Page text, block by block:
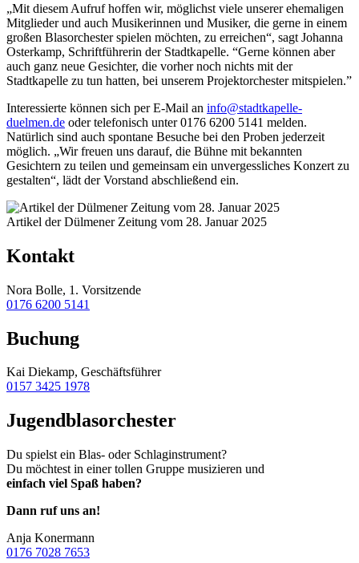
„Mit diesem Aufruf hoffen wir, möglichst viele unserer ehemaligen
Mitglieder und auch Musikerinnen und Musiker, die gerne in einem
großen Blasorchester spielen möchten, zu erreichen“, sagt Johanna
Osterkamp, Schriftführerin der Stadtkapelle. “Gerne können aber
auch ganz neue Gesichter, die vorher noch nichts mit der
Stadtkapelle zu tun hatten, bei unserem Projektorchester mitspielen.”
Interessierte können sich per E-Mail an info@stadtkapelle-
duelmen.de oder telefonisch unter 0176 6200 5141 melden.
Natürlich sind auch spontane Besuche bei den Proben jederzeit
möglich. „Wir freuen uns darauf, die Bühne mit bekannten
Gesichtern zu teilen und gemeinsam ein unvergessliches Konzert zu
gestalten“, lädt der Vorstand abschließend ein.
Artikel der Dülmener Zeitung vom 28. Januar 2025
Kontakt
Nora Bolle, 1. Vorsitzende
0176 6200 5141
Buchung
Kai Diekamp, Geschäftsführer
0157 3425 1978
Jugendblasorchester
Du spielst ein Blas- oder Schlaginstrument?
Du möchtest in einer tollen Gruppe musizieren und
einfach viel Spaß haben?
Dann ruf uns an!
Anja Konermann
0176 7028 7653